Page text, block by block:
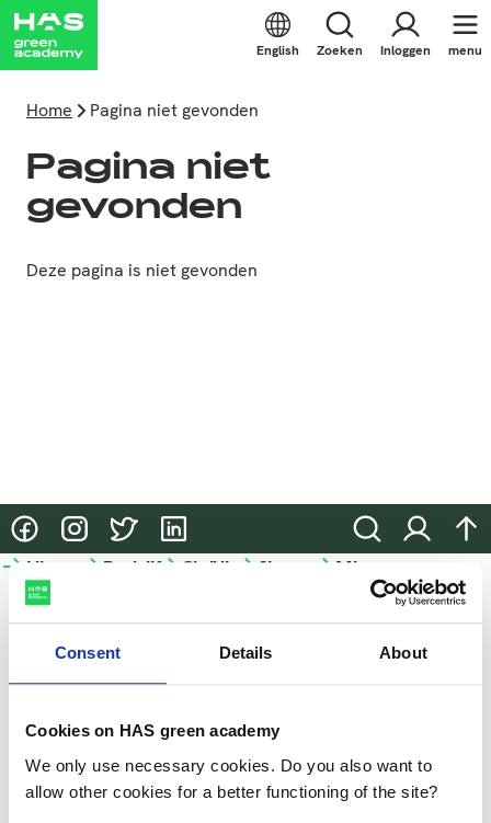
Consent Details About
Cookies on HAS green academy
We only use necessary cookies. Do you also want to
allow other cookies for a better functioning of the site?
English Zoeken Inloggen menu
Home Pagina niet gevonden
Pagina niet
gevonden
Deze pagina is niet gevonden
@HASgreenacademy
@HASgreenacademy
@greenacademyHAS
@HASgreenacademy ZoekenInloggen
Hbo-
opleidingen
events
Hulp
Bedrijfsopleidingen
Incompany
en
Praktische
informatie
Onderzoek
Lectoraten
Samenwerken
Samenwerken
Partnerbedrijven
Meer
HAS
green
academy
HAS
green